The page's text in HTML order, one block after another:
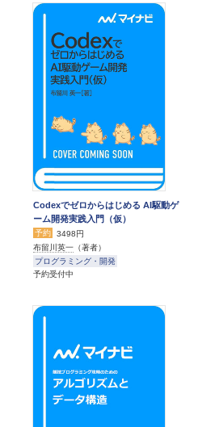
Codexでゼロからはじめる AI駆動ゲ
ーム開発実践入門（仮）
予約
3498円
布留川英一 （著者）
プログラミング・開発
予約受付中